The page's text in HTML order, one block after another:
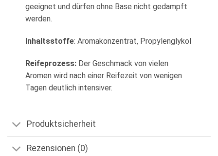
geeignet und dürfen ohne Base nicht gedampft
werden.
Inhaltsstoffe: Aromakonzentrat, Propylenglykol
Reifeprozess:Der Geschmack von vielen
Aromen wird nach einer Reifezeit von wenigen
Tagen deutlich intensiver.
Produktsicherheit
Rezensionen (0)